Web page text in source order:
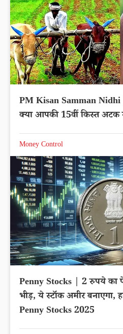
PM Kisan Samman
क्या आपकी 15वीं किस्त अटक
Money Control
Penny Stocks | 2 रुपये का
भीड़, ये स्टॉक अमीर बनाएगा,
Penny Stocks 2025